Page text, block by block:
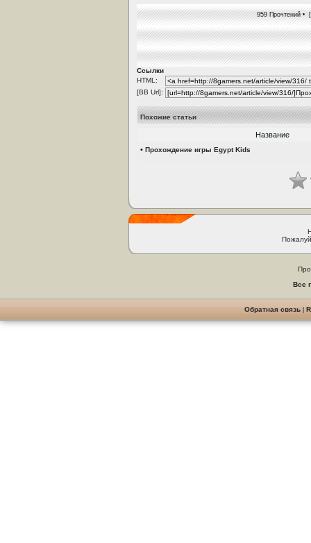
959 Прочтений • [
Ссылки
HTML:
[BB Url]:
Похожие статьи
Название
• Прохождение игры Egypt Kids
Все
Обратная связь